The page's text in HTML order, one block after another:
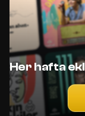
Her hafta